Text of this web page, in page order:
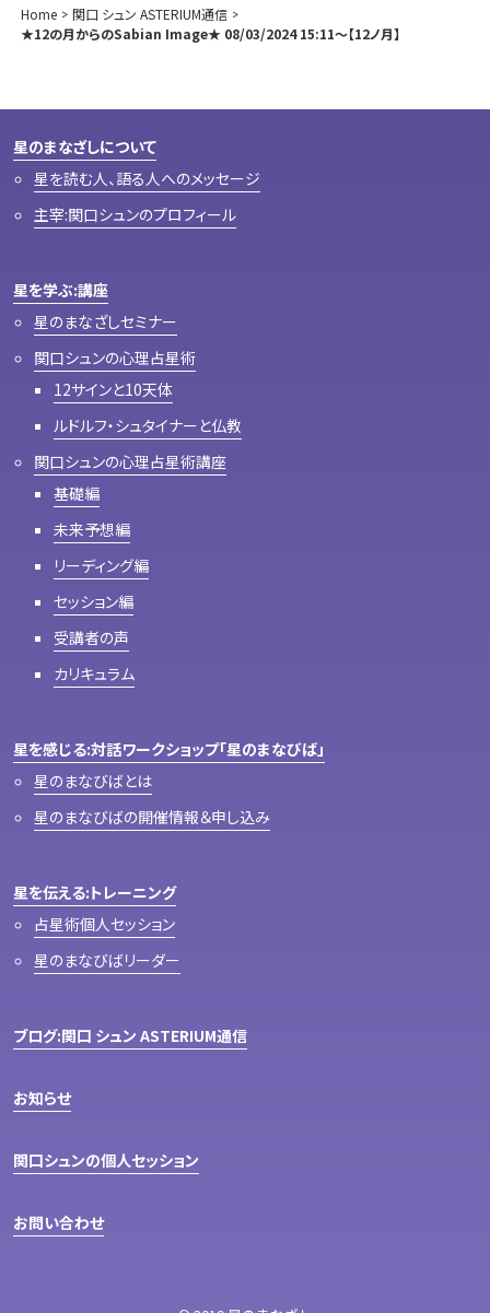
Home
関口 シュン ASTERIUM通信
★12の月からのSabian Image★ 08/03/2024 15:11～【12ノ月】
星のまなざしについて
星を読む人、語る人へのメッセージ
主宰:関口シュンのプロフィール
星を学ぶ:講座
星のまなざしセミナー
関口シュンの心理占星術
12サインと10天体
ルドルフ・シュタイナーと仏教
関口シュンの心理占星術講座
基礎編
未来予想編
リーディング編
セッション編
受講者の声
カリキュラム
星を感じる:対話ワークショップ「星のまなびば」
星のまなびばとは
星のまなびばの開催情報＆申し込み
星を伝える:トレーニング
占星術個人セッション
星のまなびばリーダー
ブログ:関口 シュン ASTERIUM通信
お知らせ
関口シュンの個人セッション
お問い合わせ